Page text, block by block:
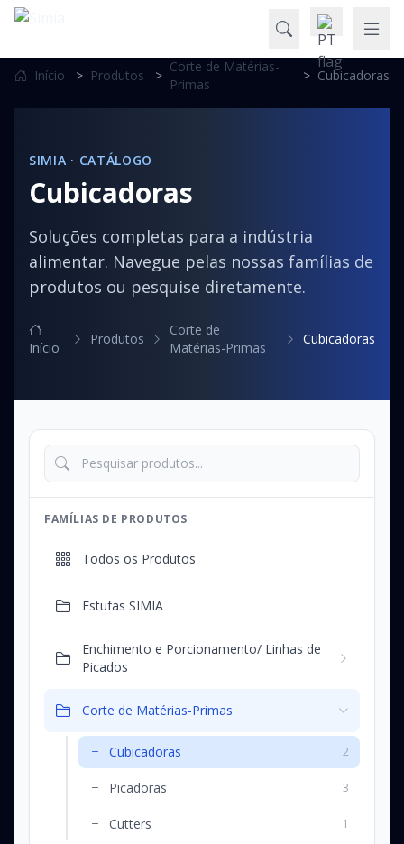
Início > Produtos >
Corte de Matérias-
Primas
> Cubicadoras
SIMIA · CATÁLOGO
Cubicadoras
Soluções completas para a indústria
alimentar. Navegue pelas nossas famílias de
produtos ou pesquise diretamente.
Início
Produtos
Corte de
Matérias-Primas
Cubicadoras
FAMÍLIAS DE PRODUTOS
Todos os Produtos
Estufas SIMIA
Enchimento e Porcionamento/ Linhas de
Picados
Corte de Matérias-Primas
Cubicadoras 2
Picadoras 3
Cutters 1